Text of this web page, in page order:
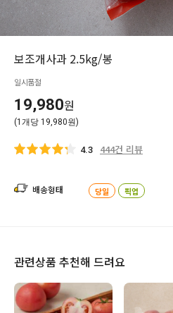
보조개사과 2.5kg/봉
일시품절
19,980원
(1개당 19,980원)
4.3 444건 리뷰
배송형태 당일 픽업
관련상품 추천해 드려요